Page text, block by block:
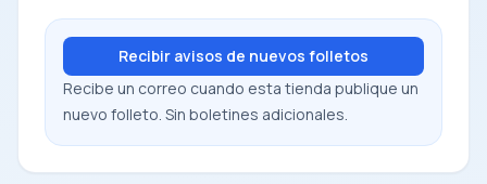
Recibir avisos de nuevos folletos
Recibe un correo cuando esta tienda publique un
nuevo folleto. Sin boletines adicionales.